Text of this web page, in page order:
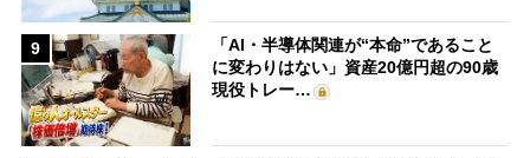
9
「AI・半導体関連が“本命”であること
に変わりはない」資産20億円超の90歳
現役トレー…